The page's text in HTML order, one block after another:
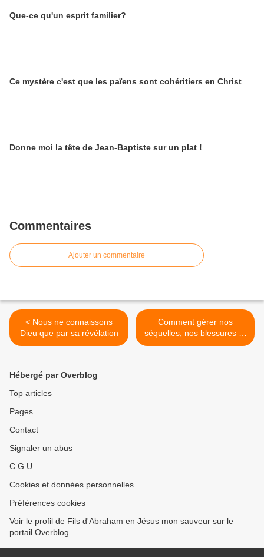
Que-ce qu'un esprit familier?
Ce mystère c'est que les païens sont cohéritiers en Christ
Donne moi la tête de Jean-Baptiste sur un plat !
Commentaires
Ajouter un commentaire
< Nous ne connaissons
Dieu que par sa révélation
Comment gérer nos
séquelles, nos blessures et
aider notre conjoint ? >
Hébergé par Overblog
Top articles
Pages
Contact
Signaler un abus
C.G.U.
Cookies et données personnelles
Préférences cookies
Voir le profil de Fils d'Abraham en Jésus mon sauveur sur le
portail Overblog